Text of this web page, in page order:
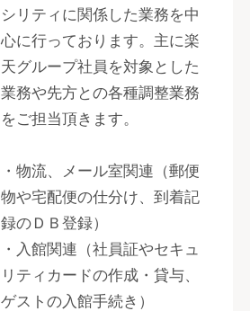
シリティに関係した業務を中
心に行っております。主に楽
天グループ社員を対象とした
業務や先方との各種調整業務
をご担当頂きます。
・物流、メール室関連（郵便
物や宅配便の仕分け、到着記
録のＤＢ登録）
・入館関連（社員証やセキュ
リティカードの作成・貸与、
ゲストの入館手続き）